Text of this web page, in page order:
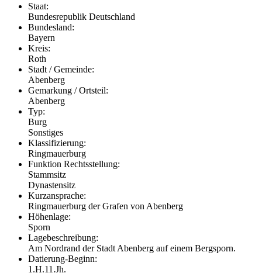
Staat:
Bundesrepublik Deutschland
Bundesland:
Bayern
Kreis:
Roth
Stadt / Gemeinde:
Abenberg
Gemarkung / Ortsteil:
Abenberg
Typ:
Burg
Sonstiges
Klassifizierung:
Ringmauerburg
Funktion Rechtsstellung:
Stammsitz
Dynastensitz
Kurzansprache:
Ringmauerburg der Grafen von Abenberg
Höhenlage:
Sporn
Lagebeschreibung:
Am Nordrand der Stadt Abenberg auf einem Bergsporn.
Datierung-Beginn:
1.H.11.Jh.